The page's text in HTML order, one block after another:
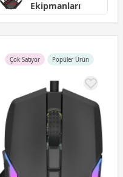
Ekipmanları
Çok Satıyor Popüler Ürün